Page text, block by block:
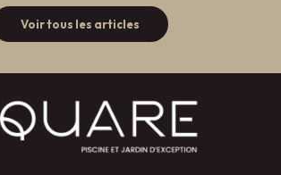
Voir tous les articles